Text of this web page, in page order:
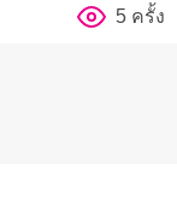
5 ครั้ง